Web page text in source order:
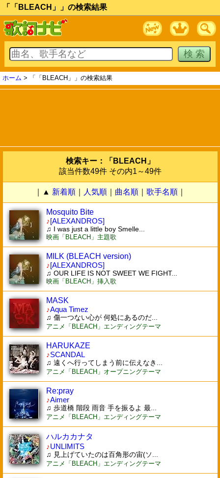
「「BLEACH」」の検索結果
ホーム > 「「BLEACH」」の検索結果
検索キー：「BLEACH」
該当件数49件 その内1～49件
｜▲ 新着順 人気順 曲名順 歌手名順
Mosquito Bite
♪[ALEXANDROS]
♫ I was just a little boy Smelle...
映画「BLEACH」主題歌
MILK (BLEACH version)
♪[ALEXANDROS]
♫ OUR LIFE IS NOT SWEET WE FIGHT...
映画「BLEACH」挿入歌
MASK
♪Aqua Timez
♫ 傷一つない心が 何処にあるのだ...
アニメ「BLEACH」エンディングテーマ
HARUKAZE
♪SCANDAL
♫ 遠くへ行ってしまう前に伝えなき...
アニメ「BLEACH」オープニングテーマ
Re:pray
♪Aimer
♫ 歩道橋 階段 雨音 手を振るよ 最...
アニメ「BLEACH」エンディングテーマ
ハルカカナタ
♪UNLIMITS
♫ 見上げていたのは百角形の宙(ソ...
アニメ「BLEACH」エンディングテーマ